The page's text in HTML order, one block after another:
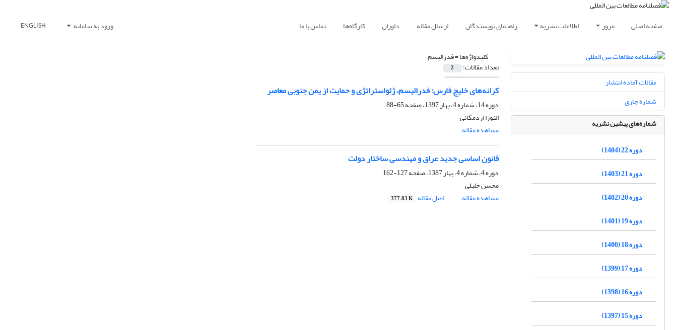
صفحه اصلی مرور اطلاعات نشریه راهنمای نویسندگان ارسال مقاله داوران کارگاه‌ها تماس با ما ورود به سامانه ENGLISH
کلیدواژه‌ها =فدرالیسم
تعداد مقالات: 2
کرانه‌های خلیج فارس: فدرالیسم، ژئواستراتژی و حمایت از یمن جنوبی معاصر
دوره 14، شماره 4، بهار 1397، صفحه
65-88
النورا اردمگانی
مشاهده مقاله
قانون اساسی جدید عراق و مهندسی ساختار دولت
دوره 4، شماره 4، بهار 1387، صفحه
127-162
محسن خلیلی
مشاهده مقاله
اصل مقاله 377.83 K
مقالات آماده انتشار
شماره جاری
شماره‌های پیشین نشریه
دوره 22 (1404)
دوره 21 (1403)
دوره 20 (1402)
دوره 19 (1401)
دوره 18 (1400)
دوره 17 (1399)
دوره 16 (1398)
دوره 15 (1397)